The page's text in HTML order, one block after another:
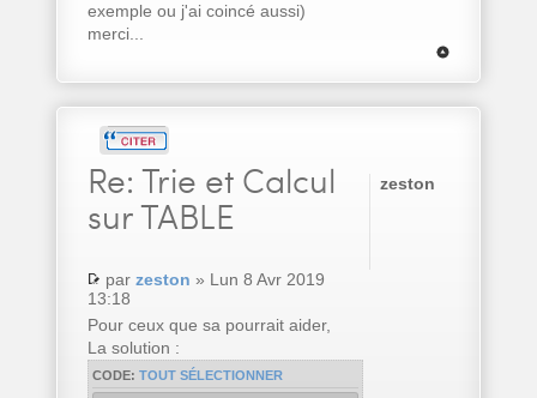
exemple ou j'ai coincé aussi)
merci...
Re: Trie et Calcul
sur TABLE
par zeston » Lun 8 Avr 2019
13:18
Pour ceux que sa pourrait aider,
La solution :
CODE: TOUT SÉLECTIONNER
zeston